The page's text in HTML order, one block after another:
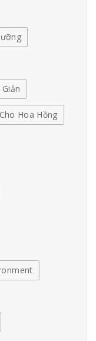
Hoa Hồng